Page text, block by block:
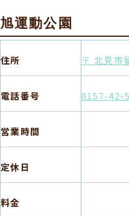
旭運動公園
住所 〒 北見市
電話番号 0157-42-
営業時間
定休日
料金